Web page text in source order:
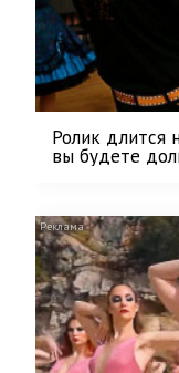
Ролик длится
вы будете